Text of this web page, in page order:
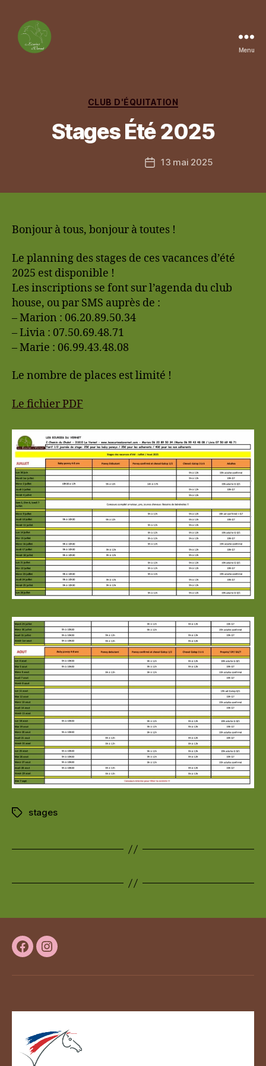
Menu
Catégories
CLUB D'ÉQUITATION
Stages Été 2025
Date13 mai 2025
Bonjour à tous, bonjour à toutes !
Le planning des stages de ces vacances d’été
2025 est disponible !
Les inscriptions se font sur l’agenda du club
house, ou par SMS auprès de :
– Marion : 06.20.89.50.34
– Livia : 07.50.69.48.71
– Marie : 06.99.43.48.08
Le nombre de places est limité !
Le fichier PDF
Étiquettes
stages
FacebookInstagram